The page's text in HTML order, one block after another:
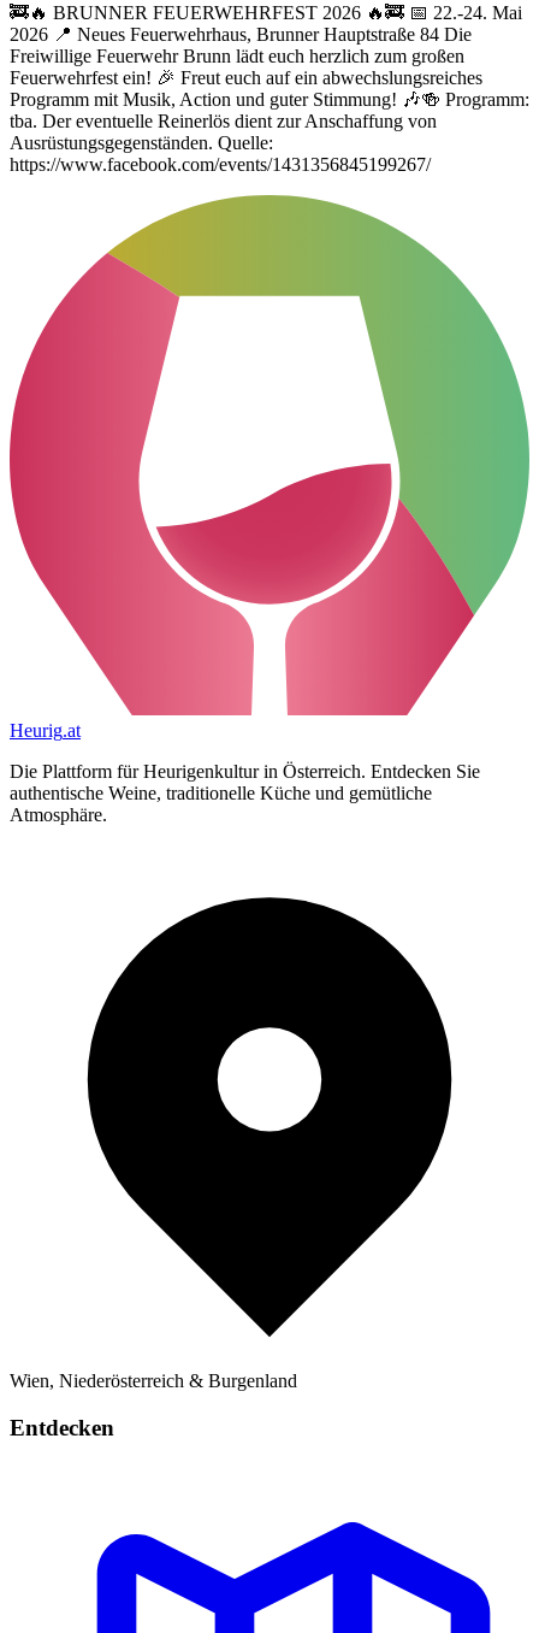
🚒🔥 BRUNNER FEUERWEHRFEST 2026 🔥🚒 📅 22.-24. Mai
2026 📍 Neues Feuerwehrhaus, Brunner Hauptstraße 84 Die
Freiwillige Feuerwehr Brunn lädt euch herzlich zum großen
Feuerwehrfest ein! 🎉 Freut euch auf ein abwechslungsreiches
Programm mit Musik, Action und guter Stimmung! 🎶🍻 Programm:
tba. Der eventuelle Reinerlös dient zur Anschaffung von
Ausrüstungsgegenständen. Quelle:
https://www.facebook.com/events/1431356845199267/
Heurig.at
Die Plattform für Heurigenkultur in Österreich. Entdecken Sie
authentische Weine, traditionelle Küche und gemütliche
Atmosphäre.
Wien, Niederösterreich & Burgenland
Entdecken